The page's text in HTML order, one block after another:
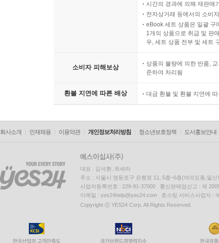
시간의 경과에 의해 재판매
전자상거래 등에서의 소비
eBook 세트 상품은 일괄 구
1개의 상품으로 취급 및 판
우, 세트 상품 전부 및 세트
소비자 피해보상
상품의 불량에 의한 반품,
준하여 처리됨
환불 지연에 따른 배상 대금 환불 및 환불 지연에
회사소개 인재채용 이용약관 개인정보처리방침 청소년보호정책 도서홍보안내
대표 : 김석환, 최세라
주소 : 서울시 영등포구 은행로 11, 5층~6층(여의도동,일신
사업자등록번호 : 229-81-37000 통신판매업신고 : 제
이메일 : yes24help@yes24.com 호스팅 서비스사업자 :
Copyright ⓒ YES24 Corp. All Rights Reserved.